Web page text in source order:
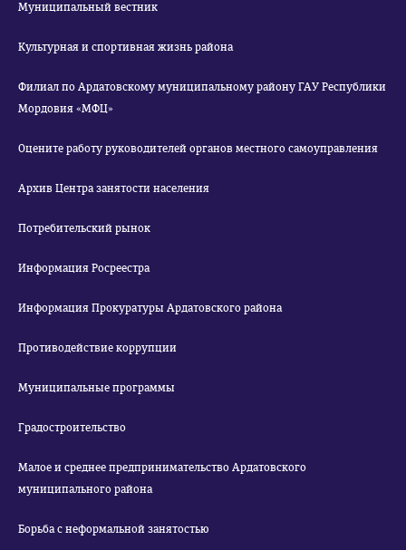
Муниципальный вестник
Культурная и спортивная жизнь района
Филиал по Ардатовскому муниципальному району ГАУ Республики
Мордовия «МФЦ»
Оцените работу руководителей органов местного самоуправления
Архив Центра занятости населения
Потребительский рынок
Информация Росреестра
Информация Прокуратуры Ардатовского района
Противодействие коррупции
Муниципальные программы
Градостроительство
Малое и среднее предпринимательство Ардатовского
муниципального района
Борьба с неформальной занятостью